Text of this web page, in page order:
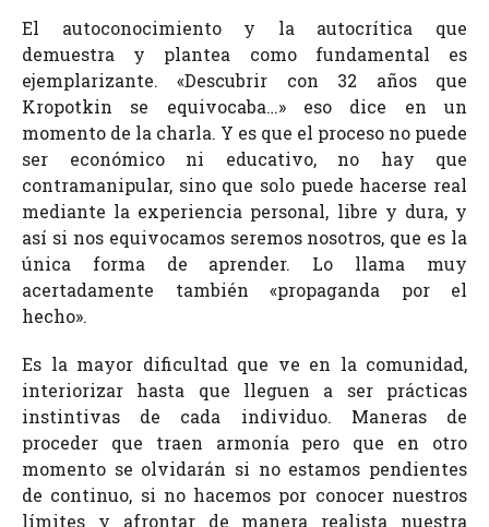
El autoconocimiento y la autocrítica que
demuestra y plantea como fundamental es
ejemplarizante. «Descubrir con 32 años que
Kropotkin se equivocaba…» eso dice en un
momento de la charla. Y es que el proceso no puede
ser económico ni educativo, no hay que
contramanipular, sino que solo puede hacerse real
mediante la experiencia personal, libre y dura, y
así si nos equivocamos seremos nosotros, que es la
única forma de aprender. Lo llama muy
acertadamente también «propaganda por el
hecho».
Es la mayor dificultad que ve en la comunidad,
interiorizar hasta que lleguen a ser prácticas
instintivas de cada individuo. Maneras de
proceder que traen armonía pero que en otro
momento se olvidarán si no estamos pendientes
de continuo, si no hacemos por conocer nuestros
límites y afrontar de manera realista nuestra